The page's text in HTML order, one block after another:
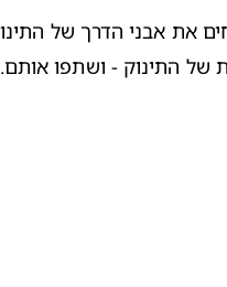
של התינוק - ושתפו אותם.